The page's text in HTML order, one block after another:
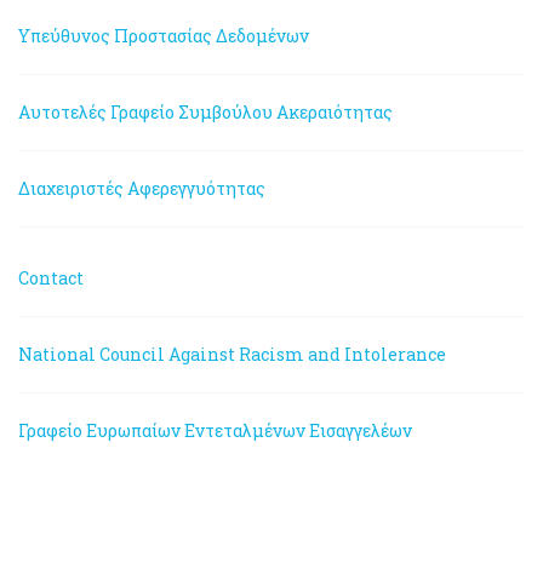
Υπεύθυνος Προστασίας Δεδομένων
Αυτοτελές Γραφείο Συμβούλου Ακεραιότητας
Διαχειριστές Αφερεγγυότητας
Contact
National Council Against Racism and Intolerance
Γραφείο Ευρωπαίων Εντεταλμένων Εισαγγελέων